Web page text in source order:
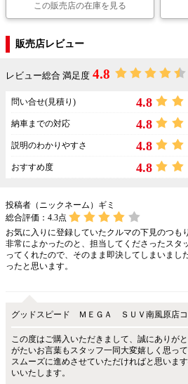
この販売店の在庫を見る
販売店レビュー
レビュー総合 満足度 4.8
問い合せ(見積り) 4.8
納車までの対応 4.8
説明のわかりやすさ 4.8
おすすめ度 4.8
投稿者（ニックネーム）ギミ
総合評価： 4.3点
お気に入りに登録していたクルマの下見のつも
非常によかったのと、担当してくださったスタ
ってくれたので、そのまま即決してしまいまし
ったと思います。
グッドスピード ＭＥＧＡ ＳＵＶ南風原店コ
この度はご購入いただきまして、誠にありが
がたいお言葉もスタッフ一同大変嬉しく思っ
スムーズに進めさせていただければと思いま
いいたします。